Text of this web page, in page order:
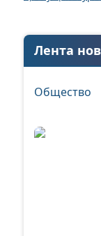
Лента
Общество